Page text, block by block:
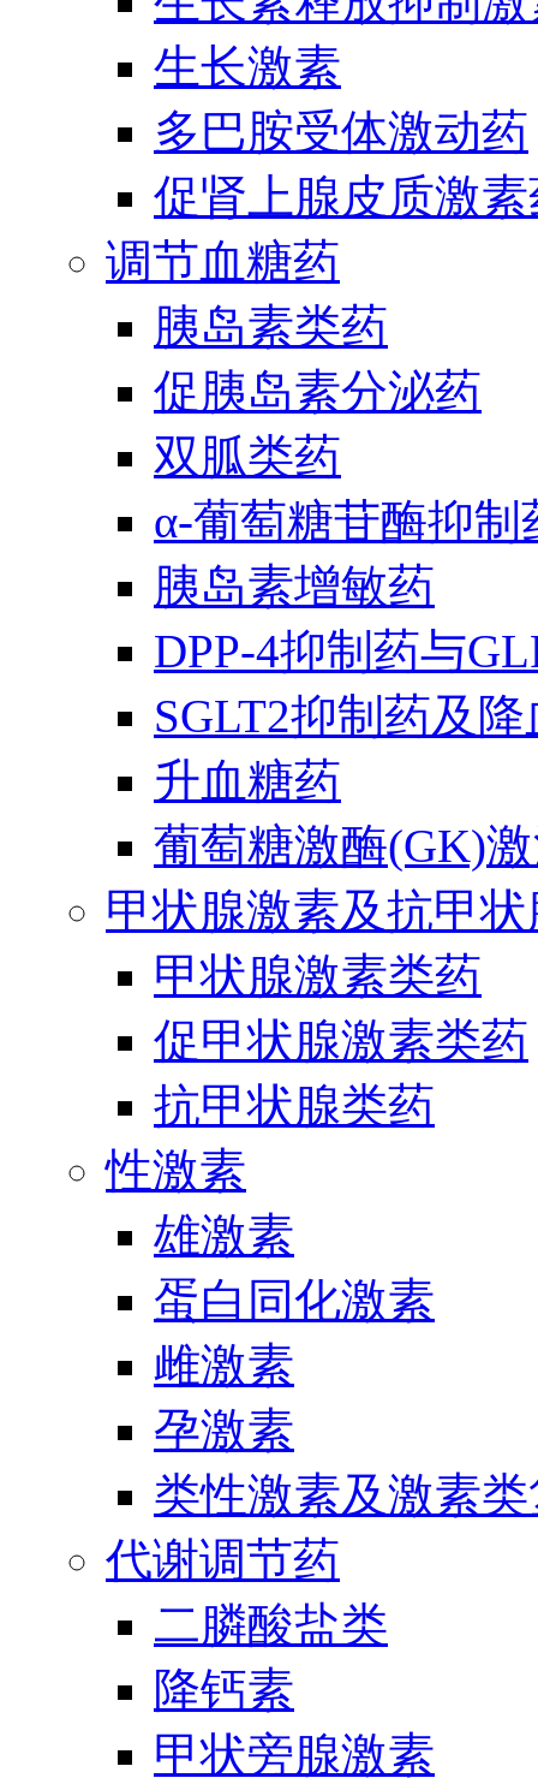
生长激素
多巴胺受体激动药
促肾上腺皮质激
调节血糖药
胰岛素类药
促胰岛素分泌药
双胍类药
α-葡萄糖苷酶抑制
胰岛素增敏药
DPP-4抑制药与
SGLT2抑制药及
升血糖药
葡萄糖激酶(GK)
甲状腺激素及抗甲
甲状腺激素类药
促甲状腺激素类药
抗甲状腺类药
性激素
雄激素
蛋白同化激素
雌激素
孕激素
类性激素及激素
代谢调节药
二膦酸盐类
降钙素
甲状旁腺激素